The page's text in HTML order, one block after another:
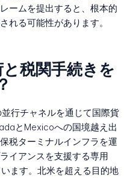
ームを提出すると、根本的
れる可能性があります。
税関手続きを
行チャネルを通じて国際貨
とMexicoへの国境越え出
税ターミナルインフラを運
イアンスを支援する専用
ます。北米を超える目的地